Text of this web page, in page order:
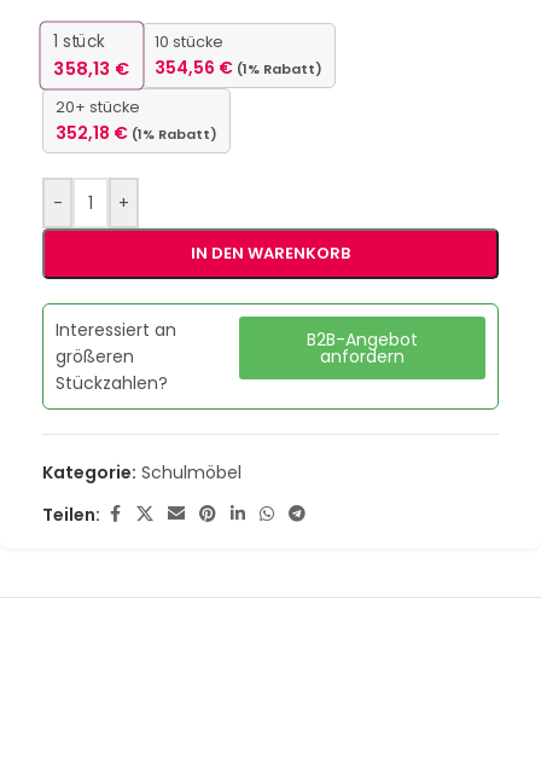
1 stück
358,13 €
10 stücke
354,56 € (1% Rabatt)
20+ stücke
352,18 € (1% Rabatt)
- +
IN DEN WARENKORB
Interessiert an
größeren
Stückzahlen?
B2B-Angebot
anfordern
Kategorie: Schulmöbel
Teilen: